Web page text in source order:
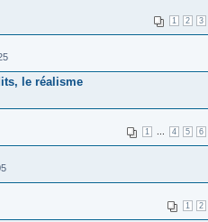
1 2 3
le réalisme
1 4 5 6
1 2